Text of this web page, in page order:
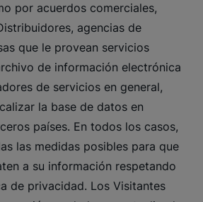
por acuerdos comerciales,
agencias de
que le provean servicios
de información electrónica
de servicios en general,
la base de datos en
países. En todos los casos,
las medidas posibles para que
a su información respetando
de privacidad. Los Visitantes